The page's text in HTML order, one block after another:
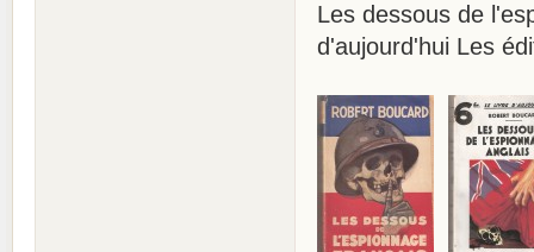
Les dessous de
d'aujourd'hui Les